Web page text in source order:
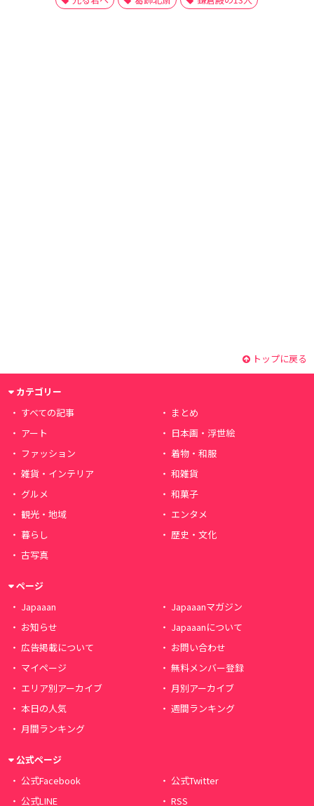
トップに戻る
カテゴリー
すべての記事
まとめ
アート
日本画・浮世絵
ファッション
着物・和服
雑貨・インテリア
和雑貨
グルメ
和菓子
観光・地域
エンタメ
暮らし
歴史・文化
古写真
ページ
Japaaan
Japaaanマガジン
お知らせ
Japaaanについて
広告掲載について
お問い合わせ
マイページ
無料メンバー登録
エリア別アーカイブ
月別アーカイブ
本日の人気
週間ランキング
月間ランキング
公式ページ
公式Facebook
公式Twitter
公式LINE
RSS